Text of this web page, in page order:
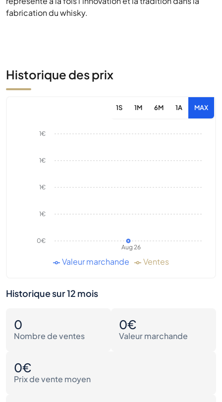
fabrication du whisky.
Historique des prix
1S 1M 6M 1A MAX
Aug 26
0€
1€
1€
1€
1€
Valeur marchande Ventes
Historique sur 12 mois
0
Nombre de ventes
0€
Valeur marchande
0€
Prix de vente moyen